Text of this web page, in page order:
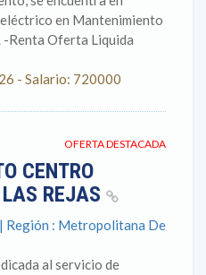
en Mantenimiento
-Renta Oferta Liquida
- Salario: 720000
OFERTA DESTACADA
CENTRO
REJAS
Región : Metropolitana De
al servicio de